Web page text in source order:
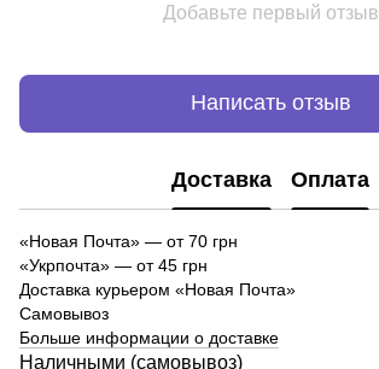
Добавьте первый отзыв
Написать отзыв
Доставка Оплата
«Новая Почта» — от 70 грн
«Укрпочта» — от 45 грн
Доставка курьером «Новая Почта»
Самовывоз
Больше информации о доставке
Наличными (самовывоз)